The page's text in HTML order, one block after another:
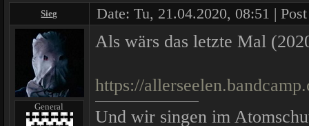
Sieg Date: Tu, 21.04.2020, 08:51 |
General
Als wärs das letzte Mal
https://
Und wir singen im